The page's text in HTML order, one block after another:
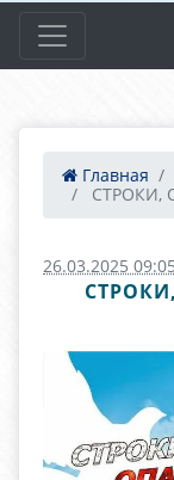
Главная
СТРОКИ,
26.03.2025 09:05